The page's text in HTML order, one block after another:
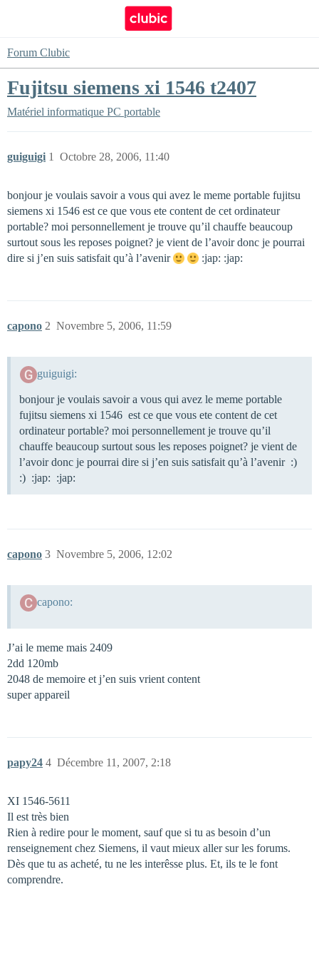
Forum Clubic
Fujitsu siemens xi 1546 t2407
Matériel informatique PC portable
guiguigi Octobre 28, 2006, 11:40
1
bonjour je voulais savoir a vous qui avez le meme portable fujitsu
siemens xi 1546 est ce que vous ete content de cet ordinateur
portable? moi personnellement je trouve qu’il chauffe beaucoup
surtout sous les reposes poignet? je vient de l’avoir donc je pourrai
dire si j’en suis satisfait qu’à l’avenir
:jap: :jap:
capono Novembre 5, 2006, 11:59
2
guiguigi:
bonjour je voulais savoir a vous qui avez le meme portable
fujitsu siemens xi 1546 est ce que vous ete content de cet
ordinateur portable? moi personnellement je trouve qu’il
chauffe beaucoup surtout sous les reposes poignet? je vient de
l’avoir donc je pourrai dire si j’en suis satisfait qu’à l’avenir :)
:) :jap: :jap:
capono Novembre 5, 2006, 12:02
3
capono:
J’ai le meme mais 2409
2dd 120mb
2048 de memoire et j’en suis vrient content
super appareil
papy24 Décembre 11, 2007, 2:18
4
XI 1546-5611
Il est très bien
Rien à redire pour le moment, sauf que si tu as besoin d’un
renseignement chez Siemens, il vaut mieux aller sur les forums.
Dès que tu as acheté, tu ne les interêsse plus. Et, ils te le font
comprendre.